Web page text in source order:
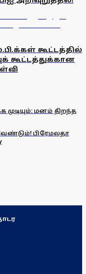
கூட்டத்தில்
கூட்டத்துக்கான
மனம் திறந்த
பிரேமலதா